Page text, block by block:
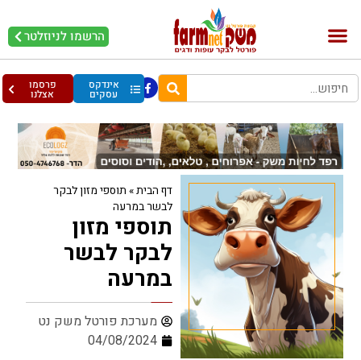
הרשמו לניוזלטר
אינדקס
עסקים
פרסמו
אצלנו
דף הבית» תוספי מזון לבקר
לבשר במרעה
תוספי מזון
לבקר לבשר
במרעה
מערכת פורטל משק נט
04/08/2024